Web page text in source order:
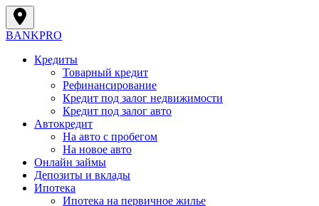
BANKPRO
Кредиты
Товарный кредит
Рефинансирование
Кредит под залог недвижимости
Кредит под залог авто
Автокредит
На авто с пробегом
На новое авто
Онлайн займы
Депозиты и вклады
Ипотека
Ипотека на первичное жилье